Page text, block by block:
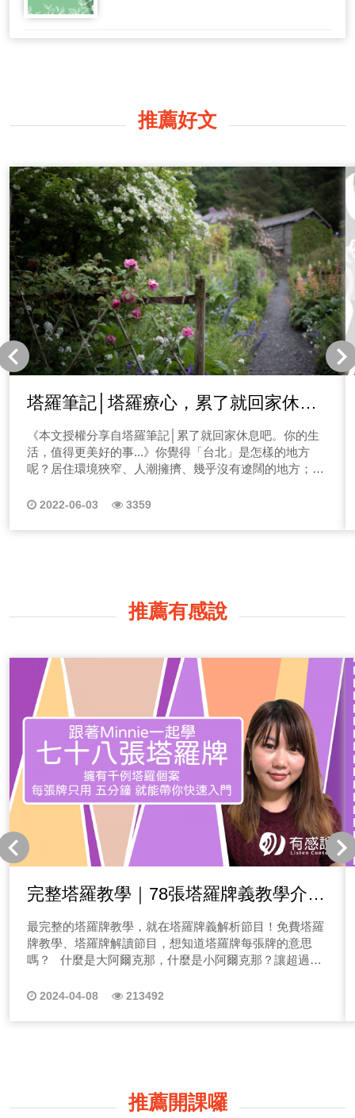
推薦好文
塔羅筆記│塔羅療心，累了就回家休
息，生活值得更美好的事
《本文授權分享自塔羅筆記│累了就回家休息吧。你的生
活，值得更美好的事...》你覺得「台北」是怎樣的地方
呢？居住環境狹窄、人潮擁擠、幾乎沒有遼闊的地方；但
此緣起緣滅
2022-06-03 3359
推薦有感說
完整塔羅教學｜78張塔羅牌義教學介紹
｜每張塔羅牌義運用案例學習
最完整的塔羅牌教學，就在塔羅牌義解析節目！免費塔羅
牌教學、塔羅牌解讀節目，想知道塔羅牌每張牌的意思
嗎？ 什麼是大阿爾克那，什麼是小阿爾克那？讓超過千
列塔羅牌教學會用最簡短的時間，分析每張牌正逆位牌
實踐，輕鬆入門塔羅牌的神秘世界！ 成為塔羅師的必備條
我自己再問自己！」其實塔羅牌義很好學，但如何懂人
心，才是塔羅師最厲害的地方，把自己想像成個案，深入
2024-04-08 213492
推薦開課囉